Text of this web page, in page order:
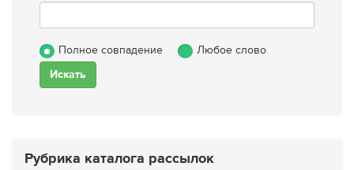
Полное совпадение Любое слово
Рубрика каталога рассылок